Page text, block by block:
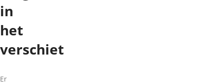
in
het
verschiet
Er